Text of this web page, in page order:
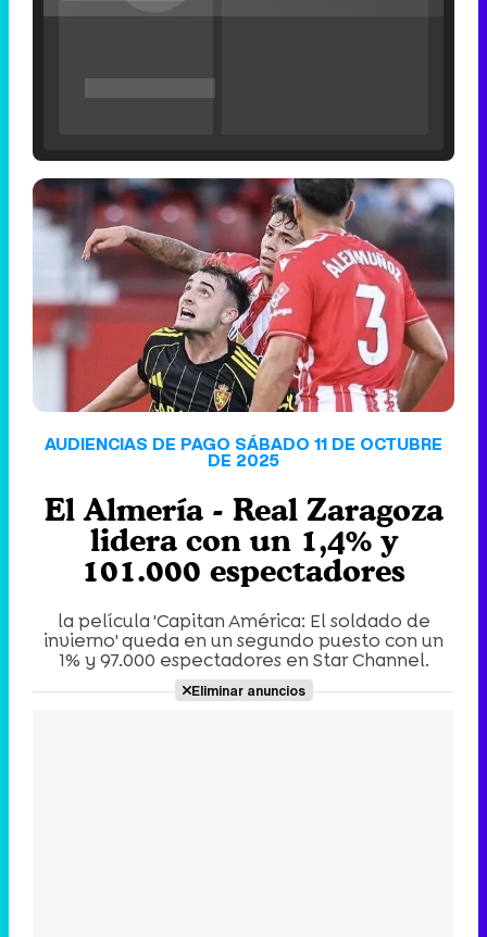
Tráiler de '33 días', la nueva serie de Atresplayer con Julián Villagrán y José Manuel Poga
Tráiler en catalán de 'Ravalear', la nueva serie de HBO Max sobre los fondos buitre
Tráiler de la tercera temporada de 'The Walking Dead: Dead City' de AMC+
AUDIENCIAS DE PAGO SÁBADO 11 DE OCTUBRE
DE 2025
El Almería - Real Zaragoza
lidera con un 1,4% y
101.000 espectadores
la película 'Capitan América: El soldado de
invierno' queda en un segundo puesto con un
1% y 97.000 espectadores en Star Channel.
Eliminar anuncios